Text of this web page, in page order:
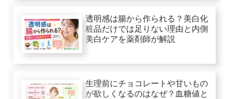
透明感は腸から作られる？美白化
粧品だけでは足りない理由と内側
美白ケアを薬剤師が解説
生理前にチョコレートや甘いもの
が欲しくなるのはなぜ？血糖値と